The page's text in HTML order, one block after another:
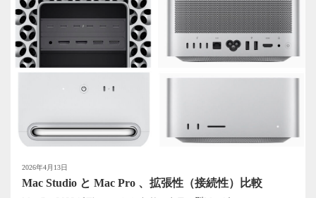
2026年4月13日
Mac Studio と Mac Pro 、拡張性（接続性）比較